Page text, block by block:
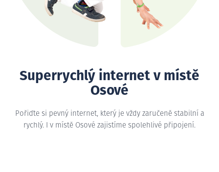
Superrychlý internet v místě
Osové
Pořiďte si pevný internet, který je vždy zaručeně stabilní a
rychlý. I v místě Osové zajistíme spolehlivé připojení.